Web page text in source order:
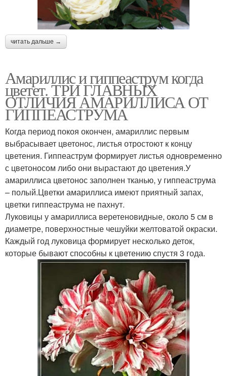
читать дальше →
Амариллис и гиппеаструм когда
цветет. ТРИ ГЛАВНЫХ
ОТЛИЧИЯ АМАРИЛЛИСА ОТ
ГИППЕАСТРУМА
Когда период покоя окончен, амариллис первым
выбрасывает цветонос, листья отростоют к концу
цветения. Гиппеаструм формирует листья одновременно
с цветоносом либо они вырастают до цветения.У
амариллиса цветонос заполнен тканью, у гиппеаструма
– полый.Цветки амариллиса имеют приятный запах,
цветки гиппеаструма не пахнут.
Луковицы у амариллиса веретеновидные, около 5 см в
диаметре, поверхностные чешуйки желтоватой окраски.
Каждый год луковица формирует несколько деток,
которые бывают способны к цветению спустя 3 года.